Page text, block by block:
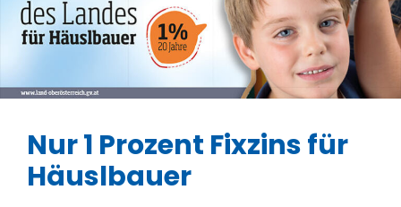
Nur 1 Prozent Fixzins für
Häuslbauer